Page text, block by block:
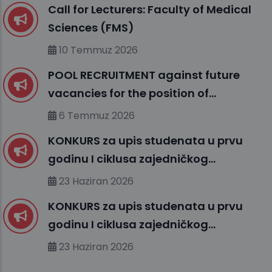
Call for Lecturers: Faculty of Medical
Sciences (FMS)
10 Temmuz 2026
POOL RECRUITMENT against future
vacancies for the position of
ENGLISH LANGUAGE INSTRUCTOR (I)
6 Temmuz 2026
KONKURS za upis studenata u prvu
godinu I ciklusa zajedničkog
međunarodnog studija
organizacionih jedinica IUS FMS-a u
studijskoj 2026/2027. godini
23 Haziran 2026
KONKURS za upis studenata u prvu
godinu I ciklusa zajedničkog
međunarodnog studija
23 Haziran 2026